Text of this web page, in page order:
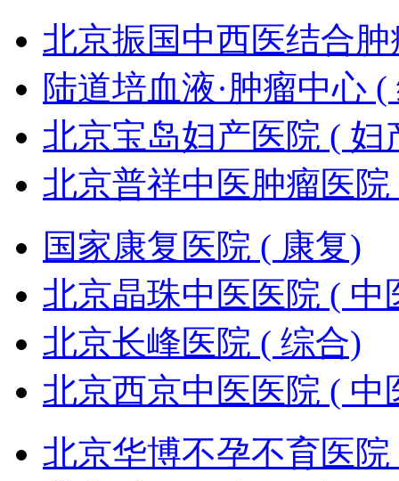
北京振国中西医结合
陆道培血液·肿瘤中心 (
北京宝岛妇产医院 ( 妇
北京普祥中医肿瘤医院
国家康复医院 ( 康复)
北京晶珠中医医院 ( 中
北京长峰医院 ( 综合)
北京西京中医医院 ( 中
北京华博不孕不育医